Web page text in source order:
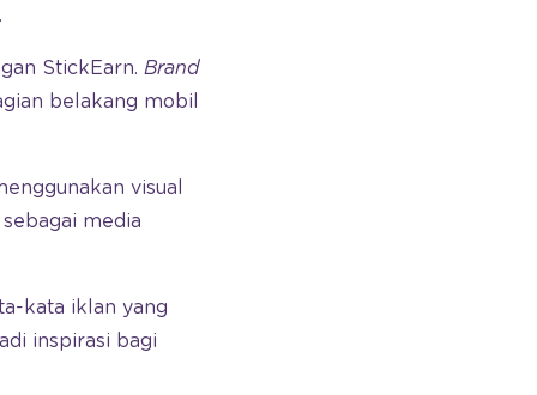
StickEarn. Brand
belakang mobil
visual
media
kata iklan yang
inspirasi bagi